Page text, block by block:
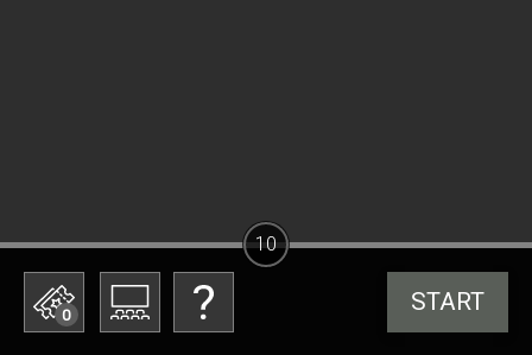
0 START
10